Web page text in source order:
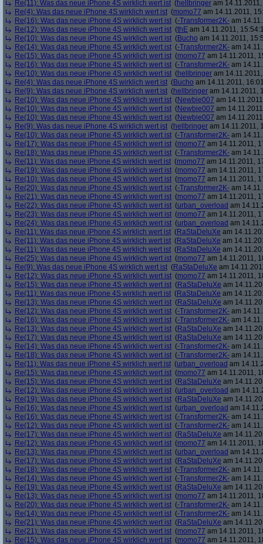
Re(11): Was das neue iPhone 4S wirklich wert ist (hellbringer am
Re(4): Was das neue iPhone 4S wirklich wert ist (momo77 am 14.11.2011,
Re(16): Was das neue iPhone 4S wirklich wert ist (-Transformer2K- am
Re(12): Was das neue iPhone 4S wirklich wert ist (thE am 14.11.2011,
Re(10): Was das neue iPhone 4S wirklich wert ist (Bucho am 14.11.2011,
Re(14): Was das neue iPhone 4S wirklich wert ist (-Transformer2K- am
Re(15): Was das neue iPhone 4S wirklich wert ist (momo77 am 14.11.2011,
Re(16): Was das neue iPhone 4S wirklich wert ist (-Transformer2K- am
Re(10): Was das neue iPhone 4S wirklich wert ist (hellbringer am
Re(4): Was das neue iPhone 4S wirklich wert ist (Bucho am 14.11.2011,
Re(9): Was das neue iPhone 4S wirklich wert ist (hellbringer am 14.11.2011,
Re(10): Was das neue iPhone 4S wirklich wert ist (Newbie007 am
Re(10): Was das neue iPhone 4S wirklich wert ist (Newbie007 am
Re(10): Was das neue iPhone 4S wirklich wert ist (Newbie007 am
Re(9): Was das neue iPhone 4S wirklich wert ist (hellbringer am 14.11.2011,
Re(10): Was das neue iPhone 4S wirklich wert ist (-Transformer2K- am
Re(17): Was das neue iPhone 4S wirklich wert ist (momo77 am 14.11.2011,
Re(18): Was das neue iPhone 4S wirklich wert ist (-Transformer2K- am
Re(11): Was das neue iPhone 4S wirklich wert ist (momo77 am 14.11.2011,
Re(19): Was das neue iPhone 4S wirklich wert ist (momo77 am 14.11.2011,
Re(10): Was das neue iPhone 4S wirklich wert ist (momo77 am 14.11.2011,
Re(20): Was das neue iPhone 4S wirklich wert ist (-Transformer2K- am
Re(21): Was das neue iPhone 4S wirklich wert ist (momo77 am 14.11.2011,
Re(22): Was das neue iPhone 4S wirklich wert ist (urban_overload am
Re(23): Was das neue iPhone 4S wirklich wert ist (momo77 am 14.11.2011,
Re(24): Was das neue iPhone 4S wirklich wert ist (urban_overload am
Re(11): Was das neue iPhone 4S wirklich wert ist (RaStaDeluXe am
Re(11): Was das neue iPhone 4S wirklich wert ist (RaStaDeluXe am
Re(11): Was das neue iPhone 4S wirklich wert ist (RaStaDeluXe am
Re(25): Was das neue iPhone 4S wirklich wert ist (momo77 am 14.11.2011,
Re(9): Was das neue iPhone 4S wirklich wert ist (RaStaDeluXe am
Re(12): Was das neue iPhone 4S wirklich wert ist (momo77 am 14.11.2011,
Re(15): Was das neue iPhone 4S wirklich wert ist (RaStaDeluXe am
Re(11): Was das neue iPhone 4S wirklich wert ist (RaStaDeluXe am
Re(13): Was das neue iPhone 4S wirklich wert ist (RaStaDeluXe am
Re(12): Was das neue iPhone 4S wirklich wert ist (-Transformer2K- am
Re(16): Was das neue iPhone 4S wirklich wert ist (-Transformer2K- am
Re(13): Was das neue iPhone 4S wirklich wert ist (RaStaDeluXe am
Re(17): Was das neue iPhone 4S wirklich wert ist (RaStaDeluXe am
Re(14): Was das neue iPhone 4S wirklich wert ist (-Transformer2K- am
Re(18): Was das neue iPhone 4S wirklich wert ist (-Transformer2K- am
Re(11): Was das neue iPhone 4S wirklich wert ist (urban_overload am
Re(15): Was das neue iPhone 4S wirklich wert ist (momo77 am 14.11.2011,
Re(15): Was das neue iPhone 4S wirklich wert ist (RaStaDeluXe am
Re(12): Was das neue iPhone 4S wirklich wert ist (urban_overload am
Re(19): Was das neue iPhone 4S wirklich wert ist (RaStaDeluXe am
Re(16): Was das neue iPhone 4S wirklich wert ist (urban_overload am
Re(16): Was das neue iPhone 4S wirklich wert ist (-Transformer2K- am
Re(12): Was das neue iPhone 4S wirklich wert ist (-Transformer2K- am
Re(17): Was das neue iPhone 4S wirklich wert ist (RaStaDeluXe am
Re(12): Was das neue iPhone 4S wirklich wert ist (momo77 am 14.11.2011,
Re(13): Was das neue iPhone 4S wirklich wert ist (urban_overload am
Re(17): Was das neue iPhone 4S wirklich wert ist (RaStaDeluXe am
Re(18): Was das neue iPhone 4S wirklich wert ist (-Transformer2K- am
Re(14): Was das neue iPhone 4S wirklich wert ist (-Transformer2K- am
Re(19): Was das neue iPhone 4S wirklich wert ist (RaStaDeluXe am
Re(13): Was das neue iPhone 4S wirklich wert ist (momo77 am 14.11.2011,
Re(20): Was das neue iPhone 4S wirklich wert ist (-Transformer2K- am
Re(14): Was das neue iPhone 4S wirklich wert ist (-Transformer2K- am
Re(21): Was das neue iPhone 4S wirklich wert ist (RaStaDeluXe am
Re(21): Was das neue iPhone 4S wirklich wert ist (momo77 am 14.11.2011,
Re(15): Was das neue iPhone 4S wirklich wert ist (momo77 am 14.11.2011,